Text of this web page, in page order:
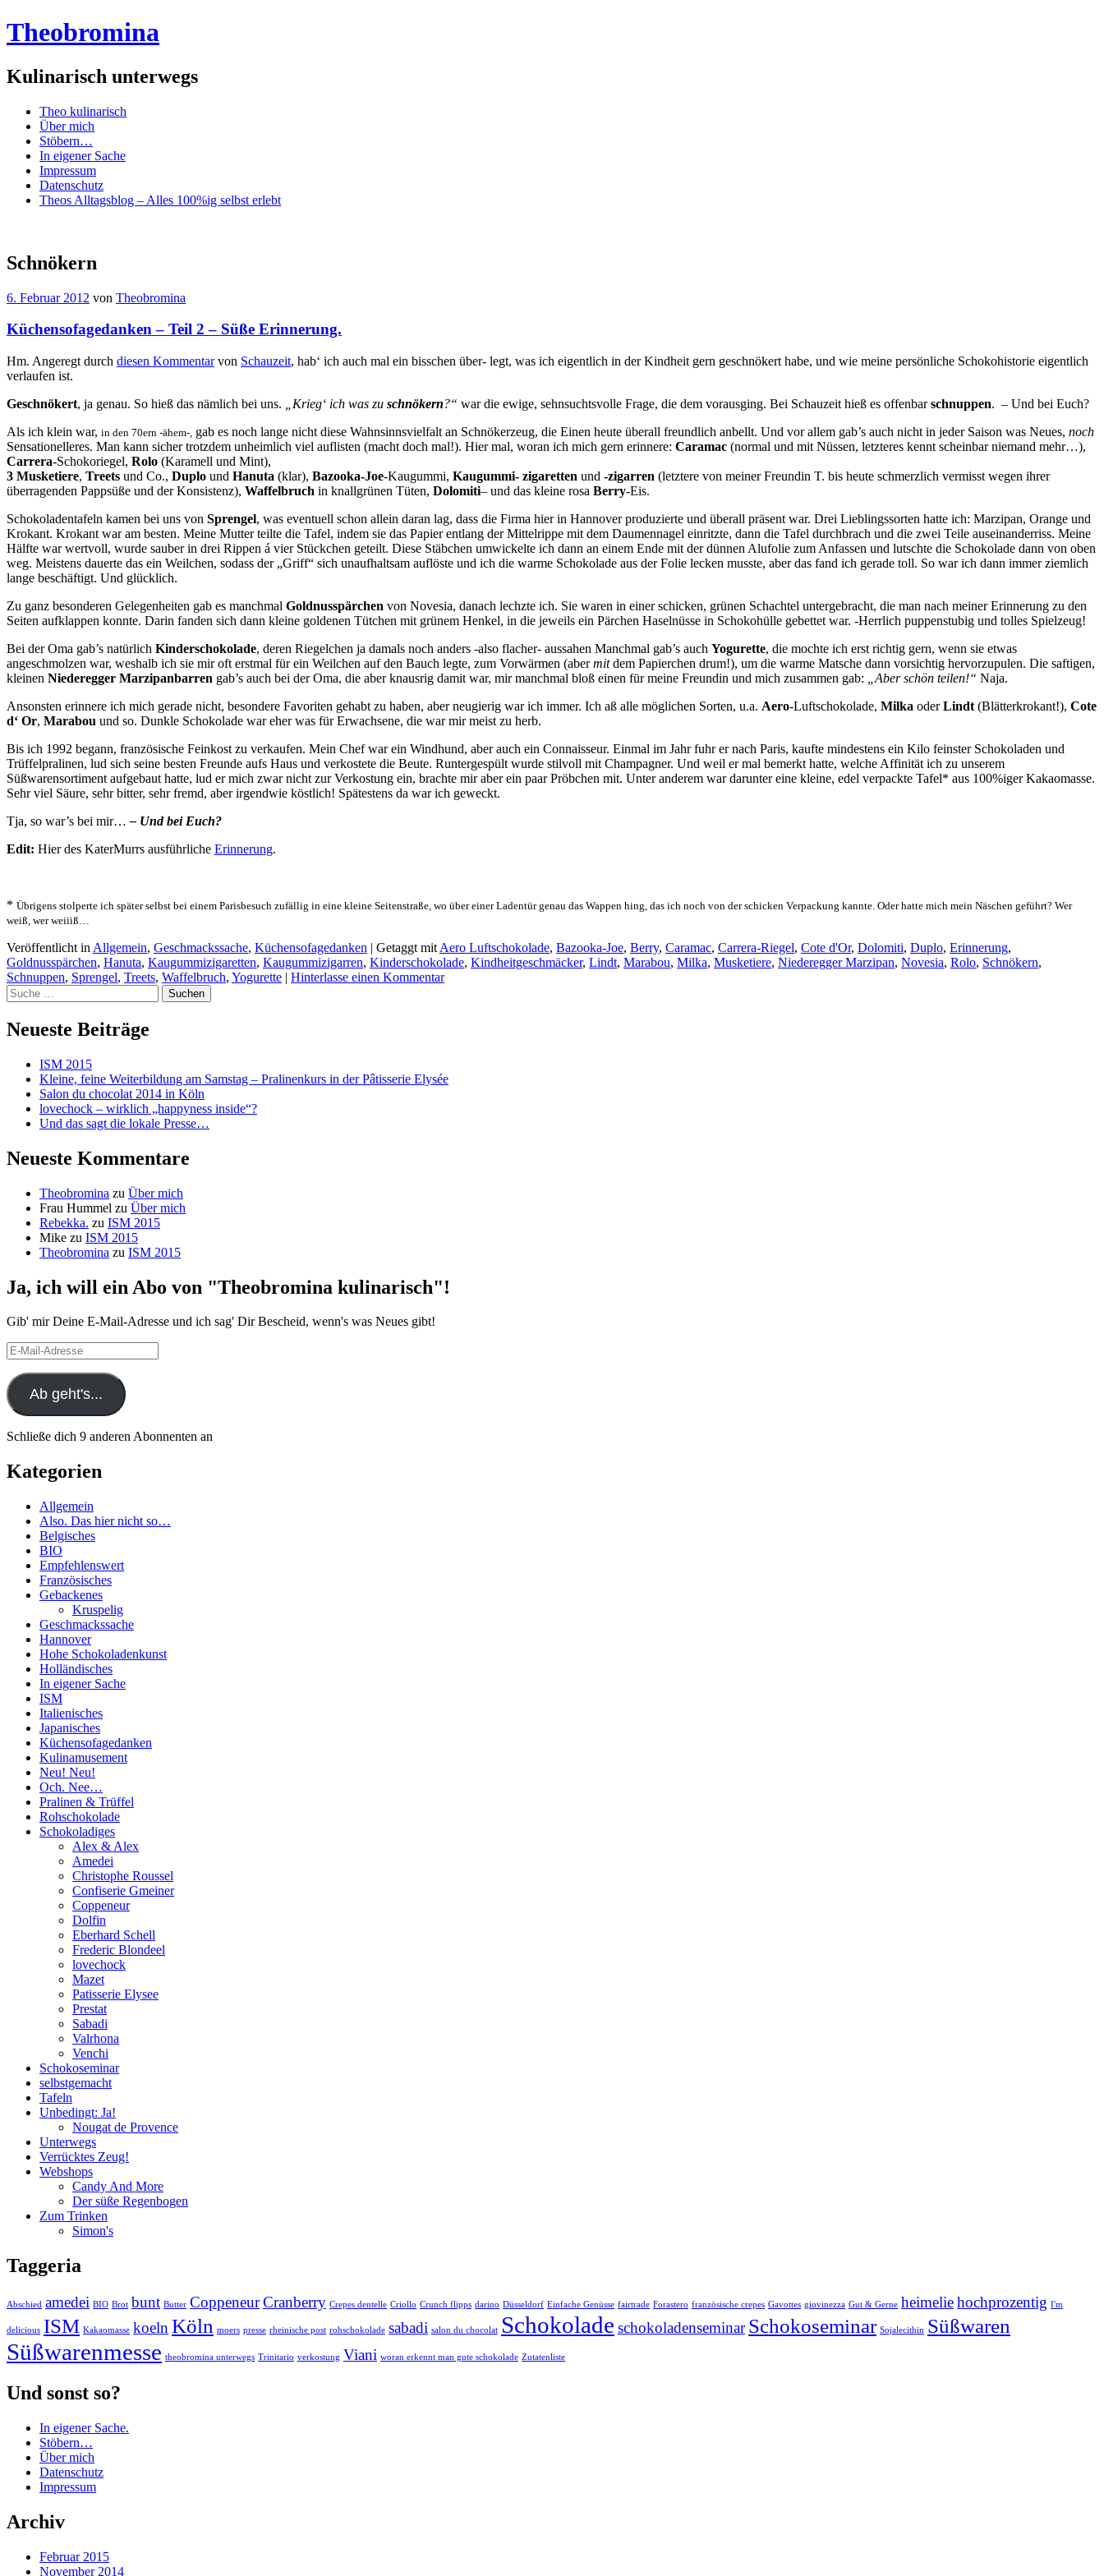
Theobromina
Kulinarisch unterwegs
Menü
Zum
Inhalt
springen
Theo kulinarisch
Über mich
Stöbern…
In eigener Sache
Impressum
Datenschutz
Theos Alltagsblog – Alles 100%ig selbst erlebt
Schnökern
6. Februar 2012 von Theobromina
Küchensofagedanken – Teil 2 – Süße Erinnerung.
Hm. Angeregt durch diesen Kommentarvon Schauzeit, hab‘ ich auch mal ein bisschen über- legt, was ich eigentlich in der Kindheit gern geschnökert habe, und wie meine persönliche Schokohistorie eigentlich
verlaufen ist.
Geschnökert, ja genau. So hieß das nämlich bei uns. „Krieg‘ ich was zu schnökern?“ war die ewige, sehnsuchtsvolle Frage, die dem vorausging. Bei Schauzeit hieß es offenbarschnuppen. – Und bei Euch?
Als ich klein war, in den 70ern -ähem-, gab es noch lange nicht diese Wahnsinnsvielfalt an Schnökerzeug, die Einen heute überall freundlich anbellt. Und vor allem gab’s auch nicht in jeder Saison was Neues, noch
Sensationelleres. Man kann sicher trotzdem unheimlich viel auflisten (macht doch mal!). Hier mal, woran ich mich gern erinnere: Caramac (normal und mit Nüssen, letzteres kennt scheinbar niemand mehr…),
Carrera-Schokoriegel, Rolo (Karamell und Mint),
3 Musketiere, Treets und Co., Duplo und Hanuta (klar), Bazooka-Joe-Kaugummi, Kaugummi- zigaretten und -zigarren (letztere von meiner Freundin T. bis heute schmerzlich vermisst wegen ihrer
überragenden Pappsüße und der Konsistenz), Waffelbruch in knallgrünen Tüten, Dolomiti– und das kleine rosa Berry-Eis.
Schokoladentafeln kamen bei uns von Sprengel, was eventuell schon allein daran lag, dass die Firma hier in Hannover produzierte und überall präsent war. Drei Lieblingssorten hatte ich: Marzipan, Orange und
Krokant. Krokant war am besten. Meine Mutter teilte die Tafel, indem sie das Papier entlang der Mittelrippe mit dem Daumennagel einritzte, dann die Tafel durchbrach und die zwei Teile auseinanderriss. Meine
Hälfte war wertvoll, wurde sauber in drei Rippen á vier Stückchen geteilt. Diese Stäbchen umwickelte ich dann an einem Ende mit der dünnen Alufolie zum Anfassen und lutschte die Schokolade dann von oben
weg. Meistens dauerte das ein Weilchen, sodass der „Griff“ sich unaufhaltsam auflöste und ich die warme Schokolade aus der Folie lecken musste, aber das fand ich gerade toll. So war ich dann immer ziemlich
lange beschäftigt. Und glücklich.
Zu ganz besonderen Gelegenheiten gab es manchmal Goldnusspärchen von Novesia, danach lechzte ich. Sie waren in einer schicken, grünen Schachtel untergebracht, die man nach meiner Erinnerung zu den
Seiten aufklappen konnte. Darin fanden sich dann kleine goldenen Tütchen mit grünem Henkel, in die jeweils ein Pärchen Haselnüsse in Schokohülle gebettet war. -Herrlich puppenstubig und tolles Spielzeug!
Bei der Oma gab’s natürlich Kinderschokolade, deren Riegelchen ja damals noch anders -also flacher- aussahen Manchmal gab’s auch Yogurette, die mochte ich erst richtig gern, wenn sie etwas
angeschmolzen war, weshalb ich sie mir oft erstmal für ein Weilchen auf den Bauch legte, zum Vorwärmen (abermitdem Papierchen drum!), um die warme Matsche dann vorsichtig hervorzupulen. Die saftigen,
kleinen Niederegger Marzipanbarren gab’s auch bei der Oma, die aber knausrig damit war, mir manchmal bloß einen für meine Freundin und mich zusammen gab: „Aber schön teilen!“ Naja.
Ansonsten erinnere ich mich gerade nicht, besondere Favoriten gehabt zu haben, aber neugierig war ich immer. Ich aß alle möglichen Sorten, u.a. Aero-Luftschokolade, Milka oderLindt (Blätterkrokant!), Cote
d‘ Or, Marabou und so. Dunkle Schokolade war eher was für Erwachsene, die war mir meist zu herb.
Bis ich 1992 begann, französische Feinkost zu verkaufen. Mein Chef war ein Windhund, aber auch ein Connaisseur. Einmal im Jahr fuhr er nach Paris, kaufte mindestens ein Kilo feinster Schokoladen und
Trüffelpralinen, lud sich seine besten Freunde aufs Haus und verkostete die Beute. Runtergespült wurde stilvoll mit Champagner. Und weil er mal bemerkt hatte, welche Affinität ich zu unserem
Süßwarensortiment aufgebaut hatte, lud er mich zwar nicht zur Verkostung ein, brachte mir aber ein paar Pröbchen mit. Unter anderem war darunter eine kleine, edel verpackte Tafel* aus 100%iger Kakaomasse.
Sehr viel Säure, sehr bitter, sehr fremd, aber irgendwie köstlich! Spätestens da war ich geweckt.
Tja, so war’s bei mir…– Und bei Euch?
Edit: Hier des KaterMurrs ausführliche Erinnerung.
* Übrigens stolperte ich später selbst bei einem Parisbesuch zufällig in eine kleine Seitenstraße, wo über einer Ladentür genau das Wappen hing, das ich noch von der schicken Verpackung kannte. Oder hatte mich mein Näschen geführt? Wer
weiß, wer weiiiß…
Veröffentlicht in Allgemein, Geschmackssache, Küchensofagedanken | Getaggt mit Aero Luftschokolade, Bazooka-Joe, Berry, Caramac, Carrera-Riegel, Cote d'Or, Dolomiti, Duplo, Erinnerung,
Goldnusspärchen, Hanuta, Kaugummizigaretten, Kaugummizigarren, Kinderschokolade, Kindheitgeschmäcker, Lindt, Marabou, Milka, Musketiere, Niederegger Marzipan, Novesia, Rolo, Schnökern,
Schnuppen, Sprengel, Treets, Waffelbruch, Yogurette | Hinterlasse einen Kommentar
Suchen
Neueste Beiträge
ISM 2015
Kleine, feine Weiterbildung am Samstag – Pralinenkurs in der Pâtisserie Elysée
Salon du chocolat 2014 in Köln
lovechock – wirklich „happyness inside“?
Und das sagt die lokale Presse…
Neueste Kommentare
Theobromina zu Über mich
Frau Hummel zu Über mich
Rebekka. zu ISM 2015
Mike zu ISM 2015
Theobromina zu ISM 2015
Ja, ich will ein Abo von "Theobromina kulinarisch"!
Gib' mir Deine E-Mail-Adresse und ich sag' Dir Bescheid, wenn's was Neues gibt!
E-
Mail-
Adresse
Ab geht's...
Schließe dich 9 anderen Abonnenten an
Kategorien
Allgemein
Also. Das hier nicht so…
Belgisches
BIO
Empfehlenswert
Französisches
Gebackenes
Kruspelig
Geschmackssache
Hannover
Hohe Schokoladenkunst
Holländisches
In eigener Sache
ISM
Italienisches
Japanisches
Küchensofagedanken
Kulinamusement
Neu! Neu!
Och. Nee…
Pralinen & Trüffel
Rohschokolade
Schokoladiges
Alex & Alex
Amedei
Christophe Roussel
Confiserie Gmeiner
Coppeneur
Dolfin
Eberhard Schell
Frederic Blondeel
lovechock
Mazet
Patisserie Elysee
Prestat
Sabadi
Valrhona
Venchi
Schokoseminar
selbstgemacht
Tafeln
Unbedingt: Ja!
Nougat de Provence
Unterwegs
Verrücktes Zeug!
Webshops
Candy And More
Der süße Regenbogen
Zum Trinken
Simon's
Taggeria
Abschied amedei BIO Brot bunt Butter CoppeneurCranberry Crepes dentelle Criollo Crunch flipps darino Düsseldorf Einfache Genüsse fairtrade Forastero französische crepes Gavottes giovinezza Gut & Gerne heimeliehochprozentig I'm
delicious ISM Kakaomasse koeln Köln moers presse rheinische post rohschokolade sabadi salon du chocolat Schokolade schokoladenseminar Schokoseminar Sojalecithin Süßwaren
Süßwarenmesse theobromina unterwegs Trinitario verkostung Viani woran erkennt man gute schokolade Zutatenliste
Und sonst so?
In eigener Sache.
Stöbern…
Über mich
Datenschutz
Impressum
Archiv
Februar 2015
November 2014